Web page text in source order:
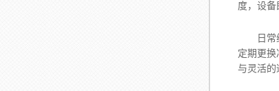
度，设备
日常维
定期更
与灵活的